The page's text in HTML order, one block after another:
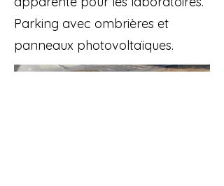
Parking avec ombrières et
panneaux photovoltaïques.